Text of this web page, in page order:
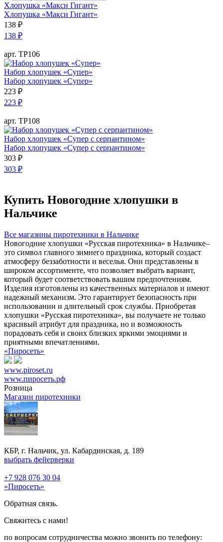
Хлопушка «Макси Гигант»
Хлопушка «Макси Гигант»
138 ₽
138 ₽
арт. ТР106
Набор хлопушек «Супер»
Набор хлопушек «Супер»
223 ₽
223 ₽
арт. ТР108
Набор хлопушек «Супер с серпантином»
Набор хлопушек «Супер с серпантином»
303 ₽
303 ₽
Купить Новогодние хлопушки в
Нальчике
Все магазины пиротехники в Нальчике
Новогодние хлопушки «Русская пиротехника» в Нальчике–
это символ главного зимнего праздника, который создаст
атмосферу беззаботности и веселья. Они представлены в
широком ассортименте, что позволяет выбрать вариант,
который будет соответствовать вашим предпочтениям.
Изделия изготовлены из качественных материалов и имеют
надежный механизм. Это гарантирует безопасность при
использовании и длительный срок службы. Приобретая
хлопушки «Русская пиротехника», вы получаете не только
красивый атрибут для праздника, но и возможность
порадовать себя и своих близких яркими эмоциями и
приятными впечатлениями.
«Пиросеть»
www.piroset.ru
www.пиросеть.рф
Розница
Магазин пиротехники
КБР, г. Нальчик, ул. Кабардинская, д. 189
выбрать фейерверки
+7 928 076 30 04
«Пиросеть»
Обратная связь.
Свяжитесь с нами!
по вопросам сотрудничества можно звонить по телефону: